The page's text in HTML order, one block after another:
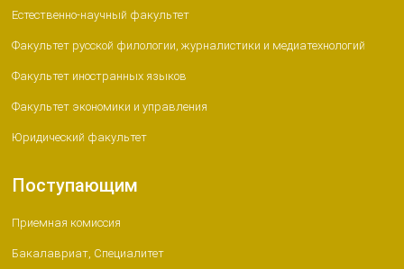
Естественно-научный факультет
Факультет русской филологии, журналистики и медиатехнологий
Факультет иностранных языков
Факультет экономики и управления
Юридический факультет
Поступающим
Приемная комиссия
Бакалавриат, Специалитет